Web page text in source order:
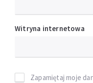
Witryna internetowa
Zapamiętaj moje